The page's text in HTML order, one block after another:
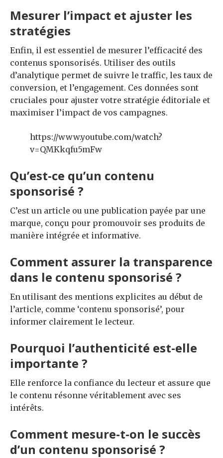
Mesurer l’impact et ajuster les
stratégies
Enfin, il est essentiel de mesurer l’efficacité des
contenus sponsorisés. Utiliser des outils
d’analytique permet de suivre le traffic, les taux de
conversion, et l’engagement. Ces données sont
cruciales pour ajuster votre stratégie éditoriale et
maximiser l’impact de vos campagnes.
https://www.youtube.com/watch?
v=QMKkqfu5mFw
Qu’est-ce qu’un contenu
sponsorisé ?
C’est un article ou une publication payée par une
marque, conçu pour promouvoir ses produits de
manière intégrée et informative.
Comment assurer la transparence
dans le contenu sponsorisé ?
En utilisant des mentions explicites au début de
l’article, comme ‘contenu sponsorisé’, pour
informer clairement le lecteur.
Pourquoi l’authenticité est-elle
importante ?
Elle renforce la confiance du lecteur et assure que
le contenu résonne véritablement avec ses
intérêts.
Comment mesure-t-on le succès
d’un contenu sponsorisé ?